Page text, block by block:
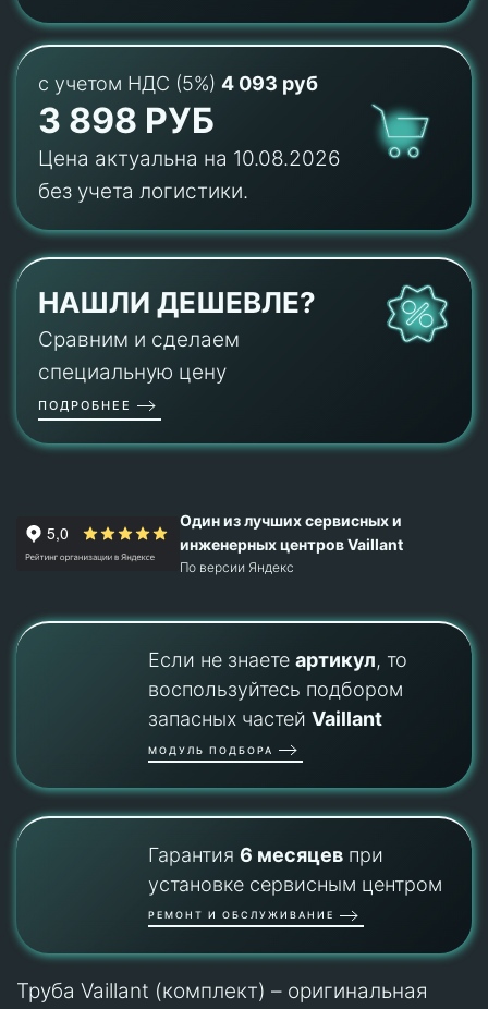
с учетом НДС (5%) 4 093 руб
3 898 РУБ
Цена актуальна на 10.08.2026
без учета логистики.
НАШЛИ ДЕШЕВЛЕ?
Сравним и сделаем
специальную цену
ПОДРОБНЕЕ
Один из лучших сервисных и
инженерных центров Vaillant
По версии Яндекс
Если не знаете артикул, то
воспользуйтесь подбором
запасных частей Vaillant
МОДУЛЬ ПОДБОРА
Гарантия 6 месяцевпри
установке сервисным центром
РЕМОНТ И ОБСЛУЖИВАНИЕ
Труба Vaillant (комплект) – оригинальная